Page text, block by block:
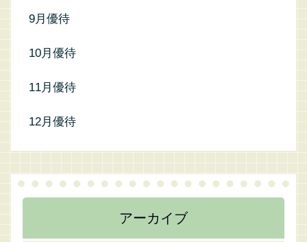
9月優待
10月優待
11月優待
12月優待
アーカイブ